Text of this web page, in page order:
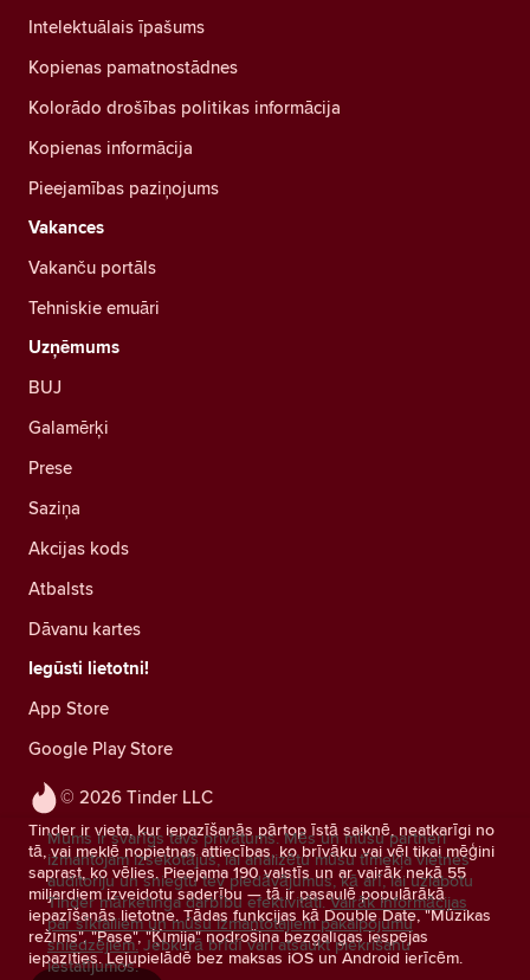
© 2026 Tinder LLC
Tinder ir vieta, kur iepazīšanās pārtop īstā saiknē, neatkarīgi no
tā, vai meklē nopietnas attiecības, ko brīvāku vai vēl tikai mēģini
saprast, ko vēlies. Pieejama 190 valstīs un ar vairāk nekā 55
miljardiem izveidotu saderību — tā ir pasaulē populārākā
iepazīšanās lietotne. Tādas funkcijas kā Double Date, "Mūzikas
režīms", "Pase", "Ķīmija" nodrošina bezgalīgas iespējas
iepazīties. Lejupielādē bez maksas iOS un Android ierīcēm.
Intelektuālais īpašums
Kopienas pamatnostādnes
Kolorādo drošības politikas informācija
Kopienas informācija
Pieejamības paziņojums
Vakances
Vakanču portāls
Tehniskie emuāri
Uzņēmums
BUJ
Galamērķi
Prese
Saziņa
Akcijas kods
Atbalsts
Dāvanu kartes
Iegūsti lietotni!
App Store
Google Play Store
Mums ir svarīgs tavs privātums. Mēs un mūsu partneri
izmantojam izsekotājus, lai analizētu mūsu tīmekļa vietnes
auditoriju un sniegtu tev piedāvājumus, kā arī, lai uzlabotu
Tinder mārketinga darbību efektivitāti. Vairāk informācijas
par sīkfailiem un mūsu izmantotajiem pakalpojumu
sniedzējiem. Jebkurā brīdī vari atsaukt piekrišanu
iestatījumos.